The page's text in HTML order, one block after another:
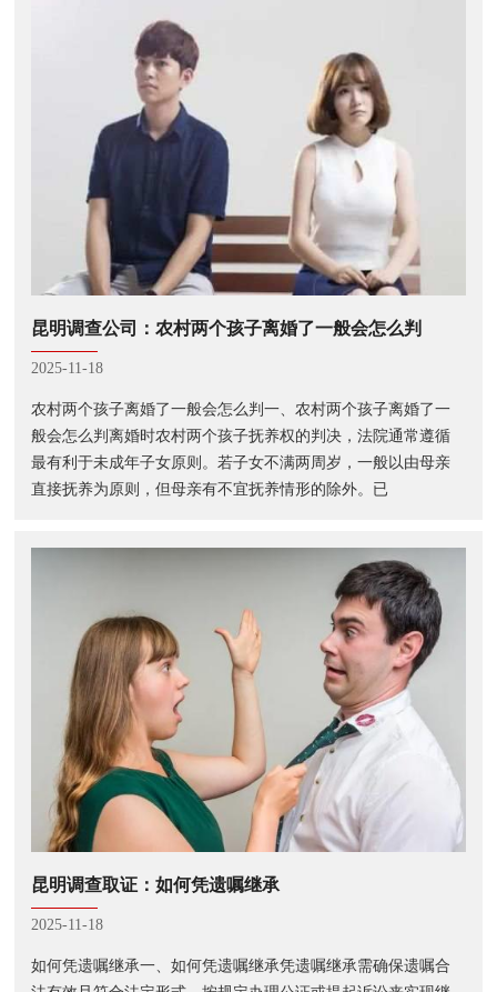
昆明调查公司：农村两个孩子离婚了一般会怎么判
2025-11-18
农村两个孩子离婚了一般会怎么判一、农村两个孩子离婚了一
般会怎么判离婚时农村两个孩子抚养权的判决，法院通常遵循
最有利于未成年子女原则。若子女不满两周岁，一般以由母亲
直接抚养为原则，但母亲有不宜抚养情形的除外。已
昆明调查取证：如何凭遗嘱继承
2025-11-18
如何凭遗嘱继承一、如何凭遗嘱继承凭遗嘱继承需确保遗嘱合